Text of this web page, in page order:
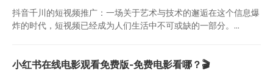
抖音千川的短视频推广：一场关于艺术与技术的邂逅在这个信息爆
炸的时代，短视频已经成为人们生活中不可或缺的一部分。...
小红书在线电影观看免费版-免费电影看哪？🎬